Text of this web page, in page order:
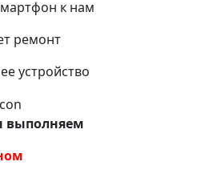
к нам
ремонт
устройство
выполняем